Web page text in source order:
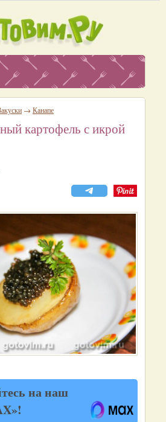
→ Канапе
картофель с икрой
на наш